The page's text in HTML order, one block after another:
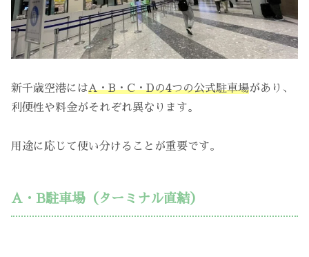
新千歳空港にはA・B・C・Dの4つの公式駐車場があり、
利便性や料金がそれぞれ異なります。
用途に応じて使い分けることが重要です。
A・B駐車場（ターミナル直結）